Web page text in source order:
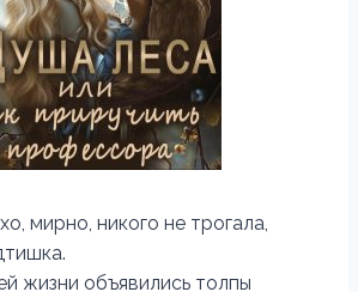
мирно, никого не трогала,
жизни объявились толпы